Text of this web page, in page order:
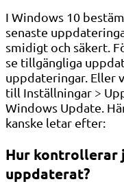
I Windows 10
senaste
smidigt och säkert.
se tillgängliga
uppdateringar. Eller
till Inställningar >
Windows Update.
kanske letar efter:
Hur kontrollerar
uppdaterat?